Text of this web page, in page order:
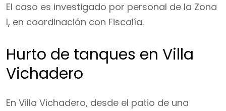
El caso es investigado por personal de la Zona
I, en coordinación con Fiscalía.
Hurto de tanques en Villa
Vichadero
En Villa Vichadero, desde el patio de una